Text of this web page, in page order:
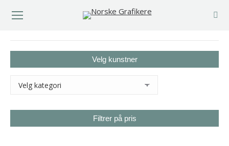
Velg kunstner
Filtrer på pris